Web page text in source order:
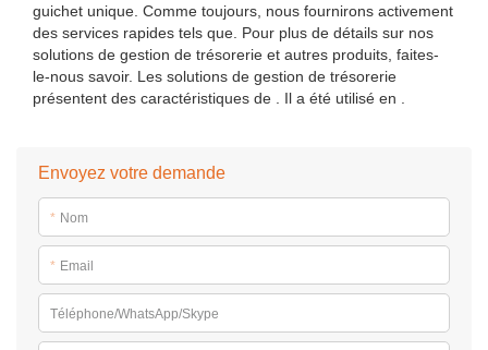
guichet unique. Comme toujours, nous fournirons activement
des services rapides tels que. Pour plus de détails sur nos
solutions de gestion de trésorerie et autres produits, faites-
le-nous savoir. Les solutions de gestion de trésorerie
présentent des caractéristiques de . Il a été utilisé en .
Envoyez votre demande
* Nom
* Email
Téléphone/WhatsApp/Skype